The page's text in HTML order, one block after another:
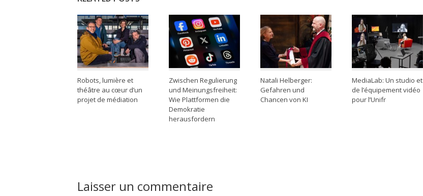
Robots, lumière et
théâtre au cœur d’un
projet de médiation
Zwischen Regulierung
und Meinungsfreiheit:
Wie Plattformen die
Demokratie
herausfordern
Natali Helberger:
Gefahren und
Chancen von KI
MediaLab: Un studio et
de l’équipement vidéo
pour l’Unifr
Laisser un commentaire